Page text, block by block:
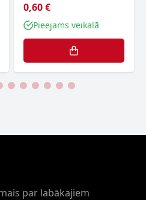
0,60 €
Pieejams veikalā
par labākajiem